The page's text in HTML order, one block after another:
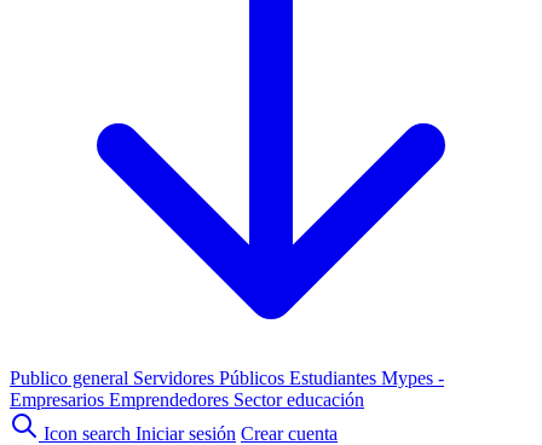
Publico general Servidores Públicos Estudiantes Mypes -
Empresarios Emprendedores Sector educación
Icon search Iniciar sesión Crear cuenta